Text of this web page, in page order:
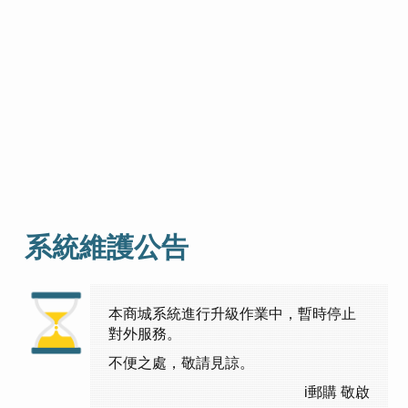
系統維護公告
本商城系統進行升級作業中，暫時停止
對外服務。
不便之處，敬請見諒。
i郵購 敬啟